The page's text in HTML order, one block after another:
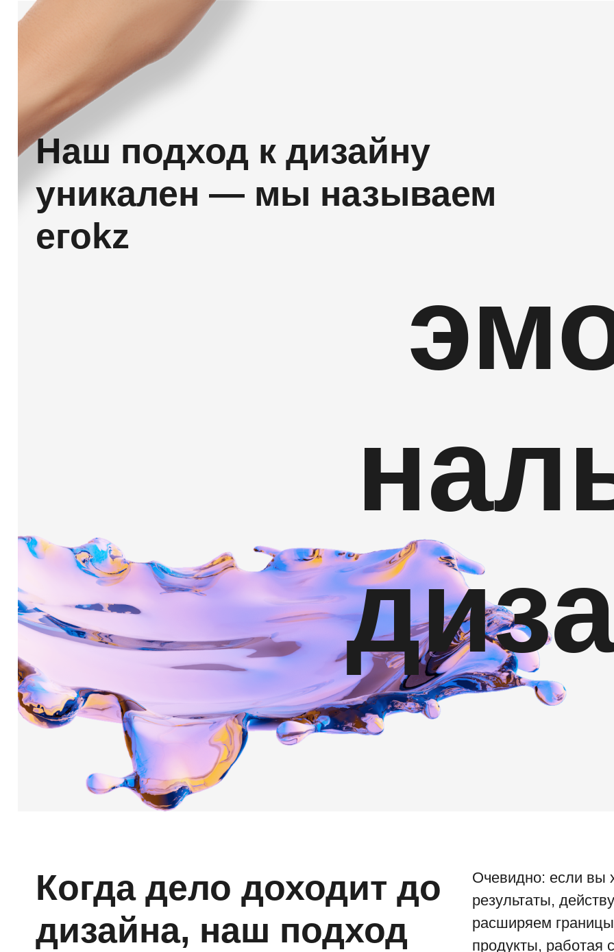
Наш подход к дизайну
уникален — мы называем
егоkz
Когда дело доходит до
дизайна, наш подход
Очевидно: если вы
результаты,
расширяем
продукты, работая